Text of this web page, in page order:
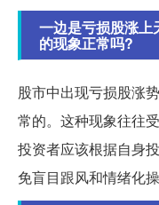
一边是亏损股涨上
的现象正常吗?
股市中出现亏损股涨
常的。这种现象往往
投资者应该根据自身
免盲目跟风和情绪化